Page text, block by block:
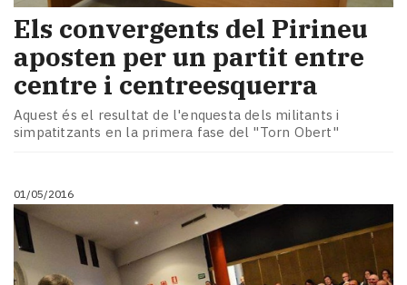
Els convergents del Pirineu
aposten per un partit entre
centre i centreesquerra
Aquest és el resultat de l'enquesta dels militants i
simpatitzants en la primera fase del "Torn Obert"
01/05/2016